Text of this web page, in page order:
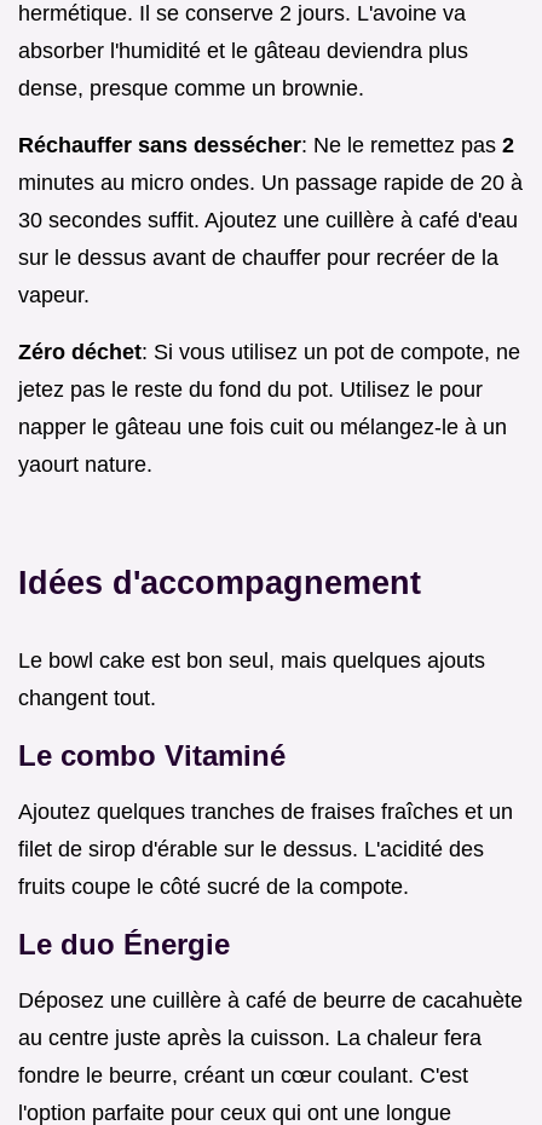
hermétique. Il se conserve 2 jours. L'avoine va
absorber l'humidité et le gâteau deviendra plus
dense, presque comme un brownie.
Réchauffer sans dessécher: Ne le remettez pas 2
minutes au micro ondes. Un passage rapide de 20 à
30 secondes suffit. Ajoutez une cuillère à café d'eau
sur le dessus avant de chauffer pour recréer de la
vapeur.
Zéro déchet: Si vous utilisez un pot de compote, ne
jetez pas le reste du fond du pot. Utilisez le pour
napper le gâteau une fois cuit ou mélangez-le à un
yaourt nature.
Idées d'accompagnement
Le bowl cake est bon seul, mais quelques ajouts
changent tout.
Le combo Vitaminé
Ajoutez quelques tranches de fraises fraîches et un
filet de sirop d'érable sur le dessus. L'acidité des
fruits coupe le côté sucré de la compote.
Le duo Énergie
Déposez une cuillère à café de beurre de cacahuète
au centre juste après la cuisson. La chaleur fera
fondre le beurre, créant un cœur coulant. C'est
l'option parfaite pour ceux qui ont une longue